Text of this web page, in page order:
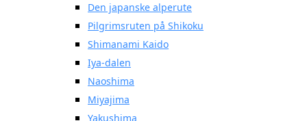
Den japanske alperute
Pilgrimsruten på Shikoku
Shimanami Kaido
Iya-dalen
Naoshima
Miyajima
Yakushima